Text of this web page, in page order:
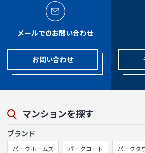
メールでのお問い合わせ
お問い合わせ
マンションを探す
ブランド
パークホームズ パークコート パークタ